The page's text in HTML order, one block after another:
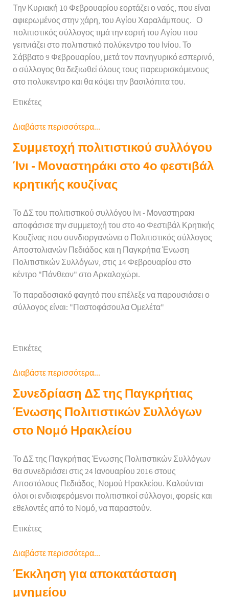
Την Κυριακή 10 Φεβρουαρίου εορτάζει ο ναός, που είναι
αφιερωμένος στην χάρη, του Αγίου Χαραλάμπους. Ο
πολιτιστικός σύλλογος τιμά την εορτή του Αγίου που
γειτνιάζει στο πολιτιστικό πολύκεντρο του Ινίου. Το
Σάββατο 9 Φεβρουαρίου, μετά τον πανηγυρικό εσπερινό,
ο σύλλογος θα δεξιωθεί όλους τους παρευρισκόμενους
στο πολυκεντρο και θα κόψει την βασιλόπιτα του.
Ετικέτες
Διαβάστε περισσότερα...
Συμμετοχή πολιτιστικού συλλόγου
Ίνι - Μοναστηράκι στο 4ο φεστιβάλ
κρητικής κουζίνας
Το ΔΣ του πολιτιστικού συλλόγου Ινι - Μοναστηρακι
αποφάσισε την συμμετοχή του στο 4ο Φεστιβάλ Κρητικής
Κουζίνας που συνδιοργανώνει ο Πολιτιστικός σύλλογος
Αποστολιανών Πεδιάδος και η Παγκρήτια Ένωση
Πολιτιστικών Συλλόγων, στις 14 Φεβρουαρίου στο
κέντρο "Πάνθεον" στο Αρκαλοχώρι.
Το παραδοσιακό φαγητό που επέλεξε να παρουσιάσει ο
σύλλογος είναι: "Παστοφάσουλα Ομελέτα"
Ετικέτες
Διαβάστε περισσότερα...
Συνεδρίαση ΔΣ της Παγκρήτιας
Ένωσης Πολιτιστικών Συλλόγων
στο Νομό Ηρακλείου
Το ΔΣ της Παγκρήτιας Ένωσης Πολιτιστικών Συλλόγων
θα συνεδριάσει στις 24 Ιανουαρίου 2016 στους
Αποστόλους Πεδιάδος, Νομού Ηρακλείου. Καλούνται
όλοι οι ενδιαφερόμενοι πολιτιστικοί σύλλογοι, φορείς και
εθελοντές από το Νομό, να παραστούν.
Ετικέτες
Διαβάστε περισσότερα...
Έκκληση για αποκατάσταση
μνημείου